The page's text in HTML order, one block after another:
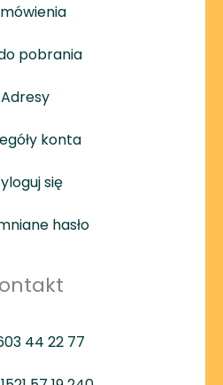
pobrania
Adresy
konta
się
hasło
44 22 77